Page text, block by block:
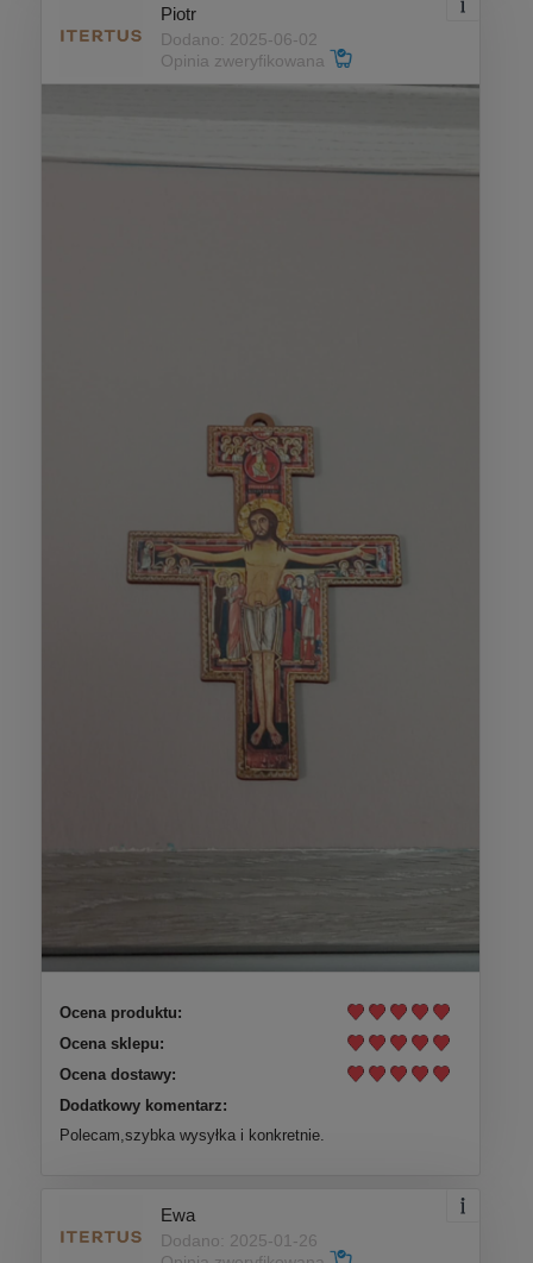
Piotr
Dodano: 2025-06-02
Opinia zweryfikowana
Ocena produktu:
Ocena sklepu:
Ocena dostawy:
Dodatkowy komentarz:
Polecam,szybka wysyłka i konkretnie.
Ewa
Dodano: 2025-01-26